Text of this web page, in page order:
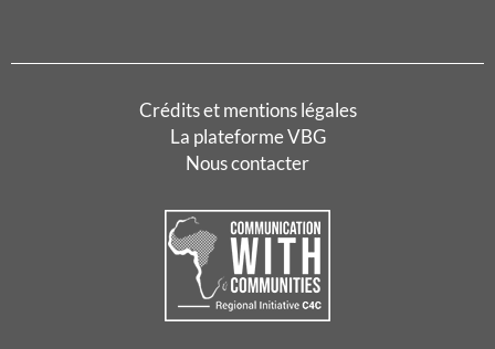
Crédits et mentions légales
La plateforme VBG
Nous contacter